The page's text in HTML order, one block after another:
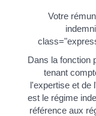
Votre
Dans la fonction
tenant
l'expertise et de
est le régime
référence aux